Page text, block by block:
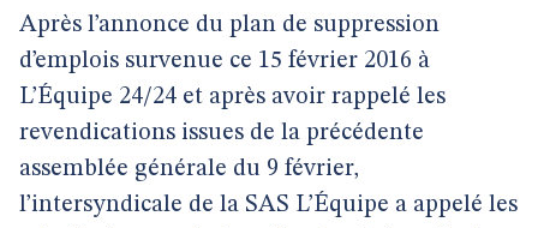
Après l’annonce du plan de suppression
d’emplois survenue ce 15 février 2016 à
L’Équipe 24/24 et après avoir rappelé les
revendications issues de la précédente
assemblée générale du 9 février,
l’intersyndicale de la SAS L’Équipe a appelé les